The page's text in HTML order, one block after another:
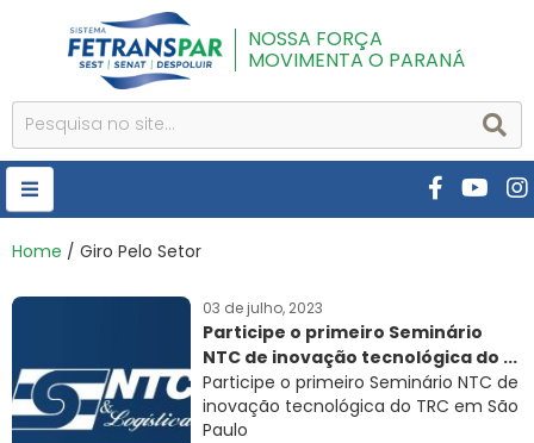
NOSSA FORÇA
MOVIMENTA O PARANÁ
HOME
CURSOS E EVENTOS
SEST SENAT
Home / Giro Pelo Setor
03 de julho, 2023
Participe o primeiro Seminário
NTC de inovação tecnológica do ...
Participe o primeiro Seminário NTC de
inovação tecnológica do TRC em São
Paulo